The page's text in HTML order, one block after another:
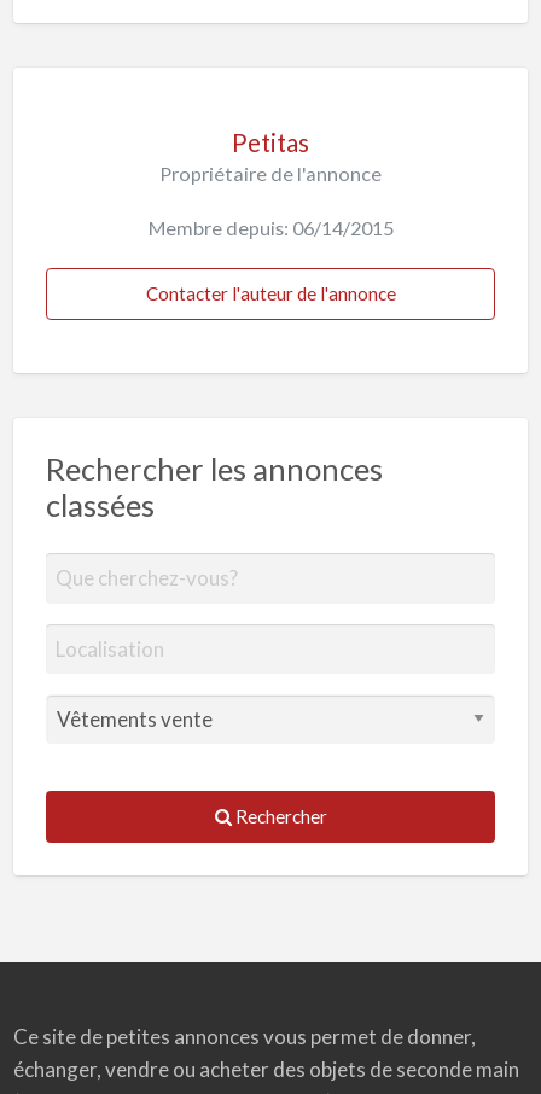
Petitas
Propriétaire de l'annonce
Membre depuis: 06/14/2015
Contacter l'auteur de l'annonce
Rechercher les annonces
classées
Rechercher
Ce site de petites annonces vous permet de donner,
échanger, vendre ou acheter des objets de seconde main